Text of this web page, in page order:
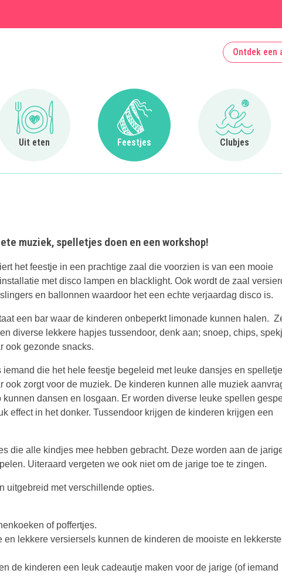
Ontdek een
Uit eten
Ga naar Uit eten
Feestjes
Ga naar Feestjes
Clubjes
Ga naar
muziek, spelletjes doen en een workshop!
het feestje in een prachtige zaal die voorzien is van een mooie
met disco lampen en blacklight. Ook wordt de zaal
en ballonnen waardoor het een echte verjaardag disco is.
een bar waar de kinderen onbeperkt limonade kunnen halen.
diverse lekkere hapjes tussendoor, denk aan; snoep, chips,
ook gezonde snacks.
iemand die het hele feestje begeleid met leuke dansjes en
ook zorgt voor de muziek. De kinderen kunnen alle muziek
dansen en losgaan. Er worden diverse leuke spellen
effect in het donker. Tussendoor krijgen de kinderen krijgen een
die alle kindjes mee hebben gebracht. Deze worden aan de
Uiteraard vergeten we ook niet om de jarige toe te zingen.
uitgebreid met verschillende opties.
of poffertjes.
lekkere versiersels kunnen de kinderen de mooiste en lekkerste
de kinderen een leuk cadeautje maken voor de jarige (of iemand